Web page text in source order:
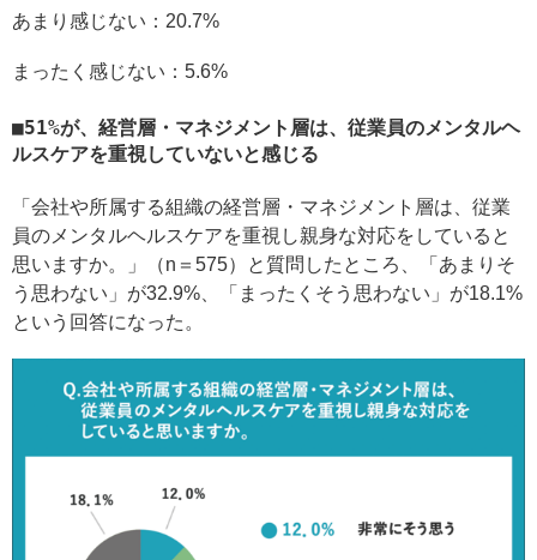
あまり感じない：20.7%
まったく感じない：5.6%
51%が、経営層・マネジメント層は、従業員のメンタルヘ
ルスケアを重視していないと感じる
「会社や所属する組織の経営層・マネジメント層は、従業
員のメンタルヘルスケアを重視し親身な対応をしていると
思いますか。」（n＝575）と質問したところ、「あまりそ
う思わない」が32.9%、「まったくそう思わない」が18.1%
という回答になった。